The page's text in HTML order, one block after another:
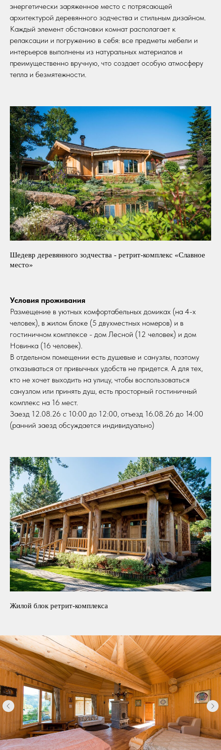
энергетически заряженное место с потрясающей
архитектурой деревянного зодчества и стильным дизайном.
Каждый элемент обстановки комнат располагает к
релаксации и погружению в себя: все предметы мебели и
интерьеров выполнены из натуральных материалов и
преимущественно вручную, что создает особую атмосферу
тепла и безмятежности.
Шедевр деревянного зодчества - ретрит-комплекс «Славное
место»
Условия проживания
Размещение в уютных комфортабельных домиках (на 4-х
человек), в жилом блоке (5 двухместных номеров) и в
гостиничном комплексе - дом Лесной (12 человек) и дом
Новинка (16 человек).
В отдельном помещении есть душевые и санузлы, поэтому
отказываться от привычных удобств не придется. А для тех,
кто не хочет выходить на улицу, чтобы воспользоваться
санузлом или принять душ, есть просторный гостиничный
комплекс на 16 мест.
Заезд 12.08.26 с 10:00 до 12:00, отъезд 16.08.26 до 14:00
(ранний заезд обсуждается индивидуально)
Жилой блок ретрит-комплекса